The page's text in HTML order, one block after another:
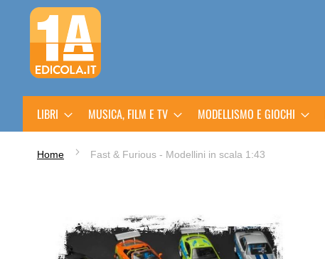
Salta
al
contenuto
LIBRI MUSICA, FILM E TV MODELLISMO E GIOCHI
Home Fast & Furious - Modellini in scala 1:43
galleria